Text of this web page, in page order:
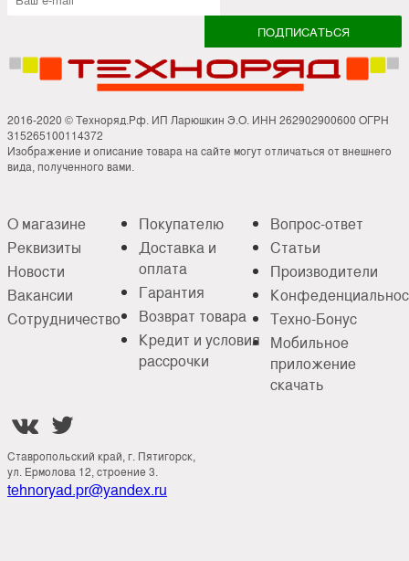
2016-2020 © Техноряд.Рф. ИП Ларюшкин Э.О. ИНН 262902900600 ОГРН
315265100114372
Изображение и описание товара на сайте могут отличаться от внешнего
вида, полученного вами.
О магазине
Реквизиты
Новости
Вакансии
Сотрудничество
Покупателю
Доставка и
оплата
Гарантия
Возврат товара
Кредит и условия
рассрочки
Вопрос-ответ
Статьи
Производители
Техно-Бонус
Мобильное
приложение
скачать
 
Ставропольский край, г. Пятигорск,
ул. Ермолова 12, строение 3.
tehnoryad.pr@yandex.ru